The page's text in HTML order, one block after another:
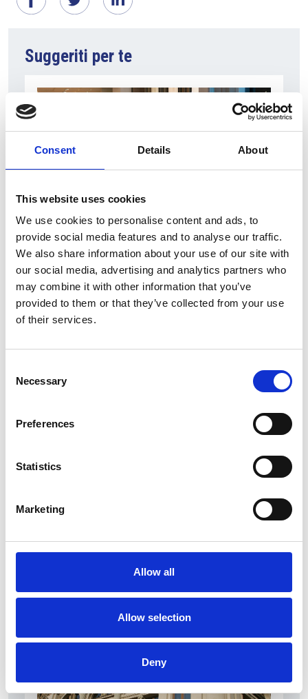
Consent Details About
This website uses cookies
We use cookies to personalise content and ads, to
provide social media features and to analyse our traffic.
We also share information about your use of our site with
our social media, advertising and analytics partners who
may combine it with other information that you’ve
provided to them or that they’ve collected from your use
of their services.
Selection
Necessary
Preferences
Statistics
Marketing
Allow all
Allow selection
Deny
Suggeriti per te
5 Agosto 2026
Il commercio retail continua con una crescita
dinamica
Overview Economica
Repubblica Ceca
a Praga